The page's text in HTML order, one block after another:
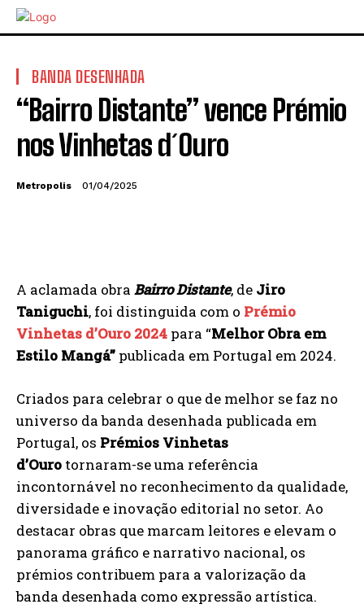
BANDA DESENHADA
“Bairro Distante” vence Prémio
nos Vinhetas d´Ouro
Metropolis 01/04/2025
A aclamada obra Bairro Distante, de Jiro
Taniguchi, foi distinguida com o Prémio
Vinhetas d’Ouro 2024 para “Melhor Obra em
Estilo Mangá” publicada em Portugal em 2024.
Criados para celebrar o que de melhor se faz no
universo da banda desenhada publicada em
Portugal, os Prémios Vinhetas
d’Ouro tornaram-se uma referência
incontornável no reconhecimento da qualidade,
diversidade e inovação editorial no setor. Ao
destacar obras que marcam leitores e elevam o
panorama gráfico e narrativo nacional, os
prémios contribuem para a valorização da
banda desenhada como expressão artística.